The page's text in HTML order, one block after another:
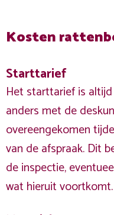
Kosten
Starttarief
Het starttarief is altijd
anders met de
overeengekomen
van de afspraak. Dit
de inspectie,
wat hieruit voortkomt.